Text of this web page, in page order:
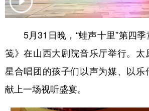
学术中国 乡村振兴 银龄
彩票 娱乐 时尚
公益 一带一路 亚太网
文化产业
5月31日晚，“蛙声十里”第四季
笺》在山西大剧院音乐厅举行。太
星合唱团的孩子们以声为媒、以乐
献上一场视听盛宴。